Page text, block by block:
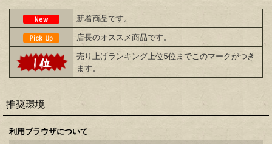
新着商品です。
店長のオススメ商品です。
売り上げランキング上位5位までこのマークがつき
ます。
推奨環境
利用ブラウザについて